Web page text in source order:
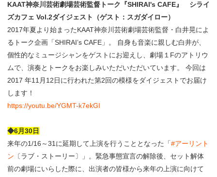
KAAT神奈川芸術劇場芸術監督トーク『SHIRAI's CAFE』 シライ
ズカフェ Vol.2ダイジェスト（ゲスト：スガダイロー）
2017年夏より始まったKAAT神奈川芸術劇場芸術監督・白井晃によ
るトーク企画「SHIRAI’s CAFE」。 自身も音楽に親しむ白井が、
個性的なミュージシャンをゲストにお迎えし、劇場１Fのアトリウ
ムで、演奏とトークをお楽しみいただいただいています。 今回は
2017 年11月12日に行われた第2回の模様をダイジェストでお届け
します！
https://youtu.be/YGMT-k7ekGI
◆6月30日
来年の1/16～31に延期して上演を行うこととなった「#アーリント
ン 〔ラブ・ストーリー〕」。緊急事態宣言の解除後、セット解体
前の劇場にいらした際に、出演者の皆様から来年の上演に向けて